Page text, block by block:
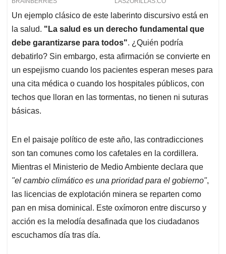
Un ejemplo clásico de este laberinto discursivo está en
la salud. "La salud es un derecho fundamental que
debe garantizarse para todos". ¿Quién podría
debatirlo? Sin embargo, esta afirmación se convierte en
un espejismo cuando los pacientes esperan meses para
una cita médica o cuando los hospitales públicos, con
techos que lloran en las tormentas, no tienen ni suturas
básicas.
En el paisaje político de este año, las contradicciones
son tan comunes como los cafetales en la cordillera.
Mientras el Ministerio de Medio Ambiente declara que
"el cambio climático es una prioridad para el gobierno",
las licencias de explotación minera se reparten como
pan en misa dominical. Este oxímoron entre discurso y
acción es la melodía desafinada que los ciudadanos
escuchamos día tras día.